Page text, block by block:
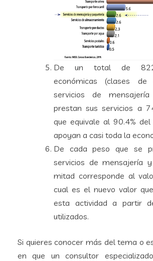
De un total de 822
económicas (clases de
servicios de
prestan sus servicios a
que equivale al 90.4%
apoyan a casi toda la
De cada peso que se
servicios de mensajería
mitad corresponde al
cual es el nuevo valor
esta actividad a partir
utilizados.
Si quieres conocer más del tema o
en que un consultor